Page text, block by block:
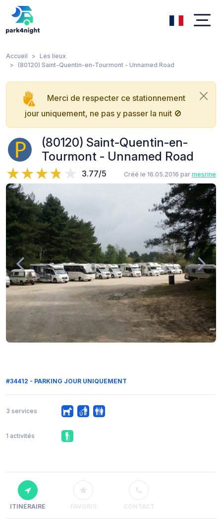
Accueil
Les lieux
(80120) Saint-Quentin-en-Tourmont - Unnamed Road
Merci de respecter ce stationnement
jour uniquement, ne pas y passer la nuit 🚫
(80120) Saint-Quentin-en-
Tourmont - Unnamed Road
3.77/5 Créé le 16.05.2016 par mesrine
#34412 - PARKING JOUR UNIQUEMENT
3 services
1 activités
ITINÉRAIRE FAVORIS CONTACT